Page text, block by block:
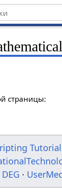
страницы:
DEG ·